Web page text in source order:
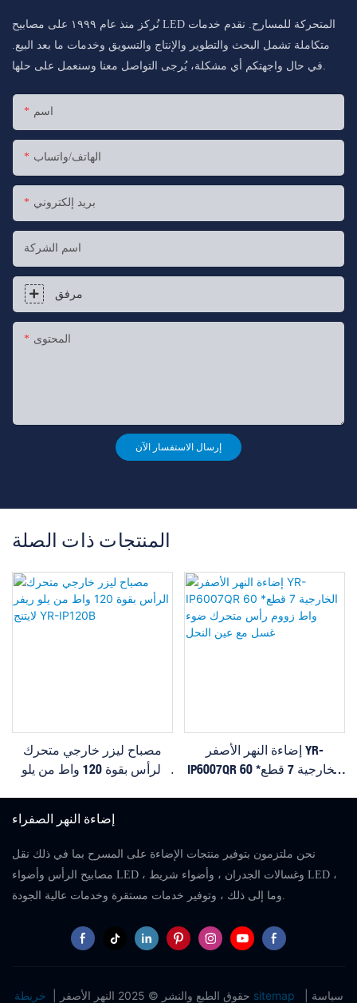
نُركز منذ عام ١٩٩٩ على مصابيح LED المتحركة للمسارح. نقدم خدمات
متكاملة تشمل البحث والتطوير والإنتاج والتسويق وخدمات ما بعد البيع.
اسم
الهاتف/واتساب
بريد إلكتروني
اسم الشركة
مرفق
المحتوى
إرسال الاستفسار الآن
المنتجات ذات الصلة
مصباح ليزر خارجي متحرك
الرأس بقوة 120 واط من يلو
إضاءة النهر الأصفر YR-
IP6007QR الخارجية 7 قطع* 60
إضاءة النهر الصفراء
نحن ملتزمون بتوفير منتجات الإضاءة على المسرح بما في ذلك نقل
مصابيح الرأس وأضواء LED ، وغسالات الجدران ، وأضواء شريط LED ،
وما إلى ذلك ، وتوفير خدمات مستقرة وخدمات عالية الجودة.
حقوق الطبع والنشر © 2025 النهر الأصفر | خريطة sitemap سياسة